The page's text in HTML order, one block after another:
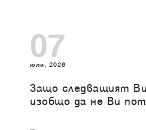
07
юли, 2026
Защо следващият
изобщо да не Ви